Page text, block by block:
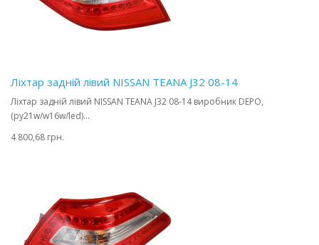
Ліхтар задній лівий NISSAN TEANA J32 08-14
Ліхтар задній лівий NISSAN TEANA J32 08-14 виробник DEPO,
(py21w/w16w/led)...
4 800,68 грн.